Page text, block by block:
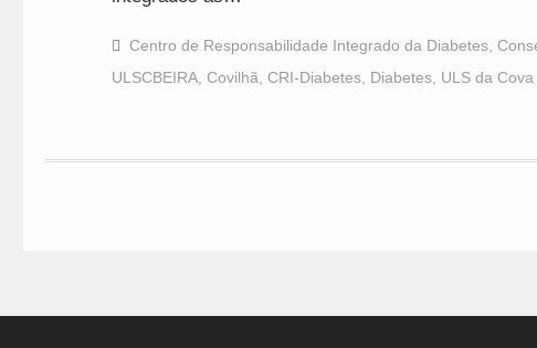
Centro de Responsabilidade Integrado da Diabetes,
ULSCBEIRA, Covilhã CRI-Diabetes, Diabetes, ULS da